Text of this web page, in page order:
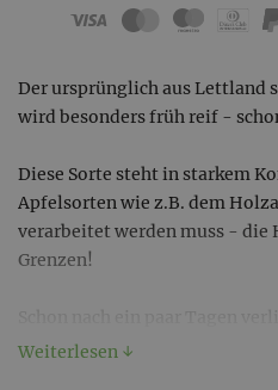
Der ursprünglich aus Lettland
wird besonders früh reif -
Diese Sorte steht in starkem
Apfelsorten wie z.B. dem
verarbeitet werden muss -
Grenzen!
ausgeprägte Saftigkeit.
Weiterlesen ↓